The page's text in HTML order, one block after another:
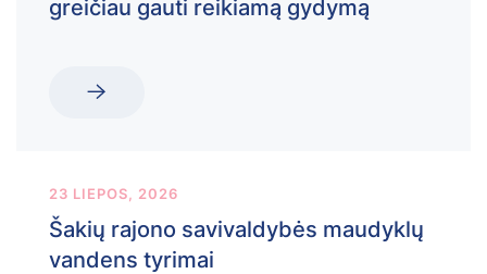
greičiau gauti reikiamą gydymą
23 LIEPOS, 2026
Šakių rajono savivaldybės maudyklų
vandens tyrimai